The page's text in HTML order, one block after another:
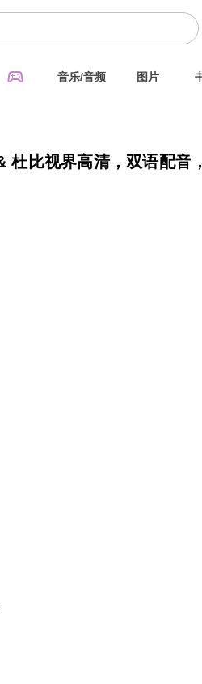
sports_esports 音乐/音频 图片
杜比视界高清，双语配音